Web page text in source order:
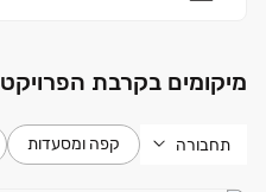
מיקומים בקרבת הפרויקט
תחבורה קפה ומסעדות